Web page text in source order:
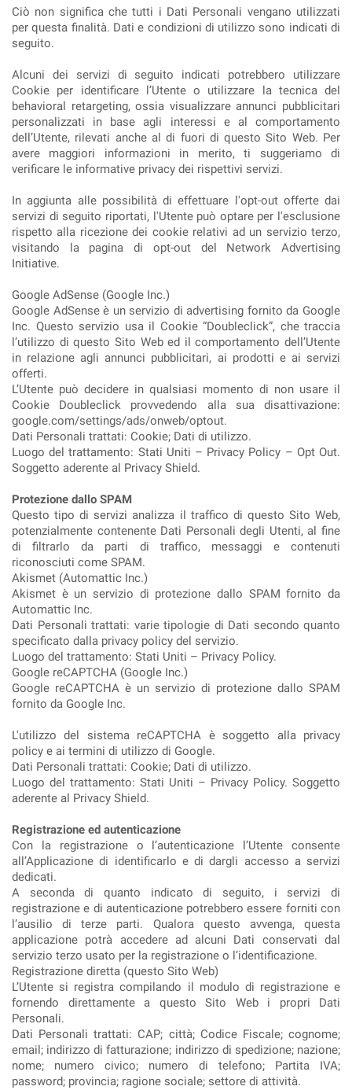
Ciò non significa che tutti i Dati Personali vengano utilizzati
per questa finalità. Dati e condizioni di utilizzo sono indicati di
seguito.
Alcuni dei servizi di seguito indicati potrebbero utilizzare
Cookie per identificare l’Utente o utilizzare la tecnica del
behavioral retargeting, ossia visualizzare annunci pubblicitari
personalizzati in base agli interessi e al comportamento
dell’Utente, rilevati anche al di fuori di questo Sito Web. Per
avere maggiori informazioni in merito, ti suggeriamo di
verificare le informative privacy dei rispettivi servizi.
In aggiunta alle possibilità di effettuare l'opt-out offerte dai
servizi di seguito riportati, l'Utente può optare per l'esclusione
rispetto alla ricezione dei cookie relativi ad un servizio terzo,
visitando la pagina di opt-out del Network Advertising
Initiative.
Google AdSense (Google Inc.)
Google AdSense è un servizio di advertising fornito da Google
Inc. Questo servizio usa il Cookie “Doubleclick”, che traccia
l’utilizzo di questo Sito Web ed il comportamento dell’Utente
in relazione agli annunci pubblicitari, ai prodotti e ai servizi
offerti.
L’Utente può decidere in qualsiasi momento di non usare il
Cookie Doubleclick provvedendo alla sua disattivazione:
google.com/settings/ads/onweb/optout.
Dati Personali trattati: Cookie; Dati di utilizzo.
Luogo del trattamento: Stati Uniti – Privacy Policy – Opt Out.
Soggetto aderente al Privacy Shield.
Protezione dallo SPAM
Questo tipo di servizi analizza il traffico di questo Sito Web,
potenzialmente contenente Dati Personali degli Utenti, al fine
di filtrarlo da parti di traffico, messaggi e contenuti
riconosciuti come SPAM.
Akismet (Automattic Inc.)
Akismet è un servizio di protezione dallo SPAM fornito da
Automattic Inc.
Dati Personali trattati: varie tipologie di Dati secondo quanto
specificato dalla privacy policy del servizio.
Luogo del trattamento: Stati Uniti – Privacy Policy.
Google reCAPTCHA (Google Inc.)
Google reCAPTCHA è un servizio di protezione dallo SPAM
fornito da Google Inc.
L'utilizzo del sistema reCAPTCHA è soggetto alla privacy
policy e ai termini di utilizzo di Google.
Dati Personali trattati: Cookie; Dati di utilizzo.
Luogo del trattamento: Stati Uniti – Privacy Policy. Soggetto
aderente al Privacy Shield.
Registrazione ed autenticazione
Con la registrazione o l’autenticazione l’Utente consente
all’Applicazione di identificarlo e di dargli accesso a servizi
dedicati.
A seconda di quanto indicato di seguito, i servizi di
registrazione e di autenticazione potrebbero essere forniti con
l’ausilio di terze parti. Qualora questo avvenga, questa
applicazione potrà accedere ad alcuni Dati conservati dal
servizio terzo usato per la registrazione o l’identificazione.
Registrazione diretta (questo Sito Web)
L’Utente si registra compilando il modulo di registrazione e
fornendo direttamente a questo Sito Web i propri Dati
Personali.
Dati Personali trattati: CAP; città; Codice Fiscale; cognome;
email; indirizzo di fatturazione; indirizzo di spedizione; nazione;
nome; numero civico; numero di telefono; Partita IVA;
password; provincia; ragione sociale; settore di attività.